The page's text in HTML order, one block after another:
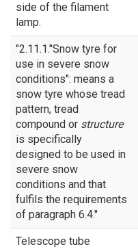
side of the filament
lamp.
"2.11.1."Snow tyre for
use in severe snow
conditions": means a
snow tyre whose tread
pattern, tread
compound or structure
is specifically
designed to be used in
severe snow
conditions and that
fulfils the requirements
of paragraph 6.4."
Telescope tube